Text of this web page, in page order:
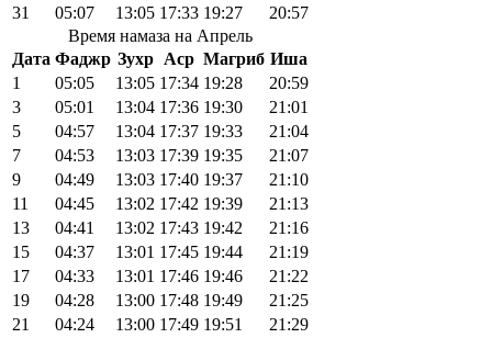
31
05:07 13:05 17:33 19:27
20:57
Время намаза на Апрель
Дата Фаджр Зухр Аср Магриб Иша
1
05:05 13:05 17:34 19:28
20:59
3
05:01 13:04 17:36 19:30
21:01
5
04:57 13:04 17:37 19:33
21:04
7
04:53 13:03 17:39 19:35
21:07
9
04:49 13:03 17:40 19:37
21:10
11
04:45 13:02 17:42 19:39
21:13
13
04:41 13:02 17:43 19:42
21:16
15
04:37 13:01 17:45 19:44
21:19
17
04:33 13:01 17:46 19:46
21:22
19
04:28 13:00 17:48 19:49
21:25
21
04:24 13:00 17:49 19:51
21:29